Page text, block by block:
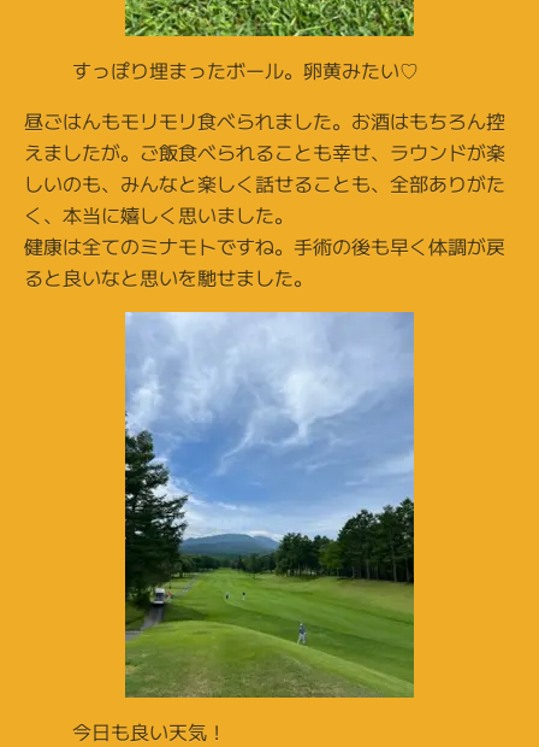
すっぽり埋まったボール。卵黄みたい♡
昼ごはんもモリモリ食べられました。お酒はもちろん控
えましたが。ご飯食べられることも幸せ、ラウンドが楽
しいのも、みんなと楽しく話せることも、全部ありがた
く、本当に嬉しく思いました。
健康は全てのミナモトですね。手術の後も早く体調が戻
ると良いなと思いを馳せました。
今日も良い天気！